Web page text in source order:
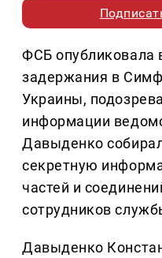
ФСБ опубликовала
задержания в
Украины,
информации
Давыденко
секретную
частей и
сотрудников
Давыденко